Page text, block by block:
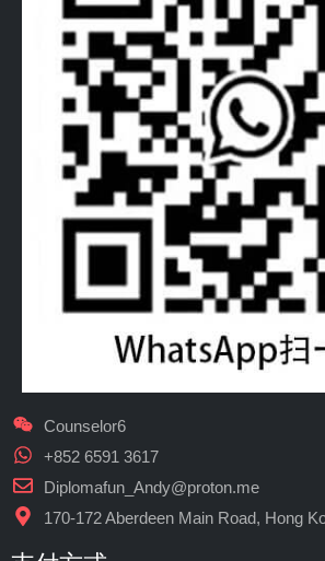
Counselor6
+852 6591 3617
Diplomafun_Andy@proton.me
170-172 Aberdeen Main Road, Hong